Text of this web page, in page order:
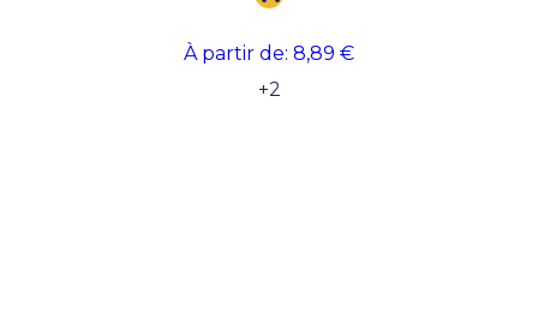
À partir de: 8,89 €
+2